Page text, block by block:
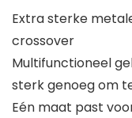
Extra sterke
crossover
Multifunctioneel
sterk genoeg om
Eén maat past